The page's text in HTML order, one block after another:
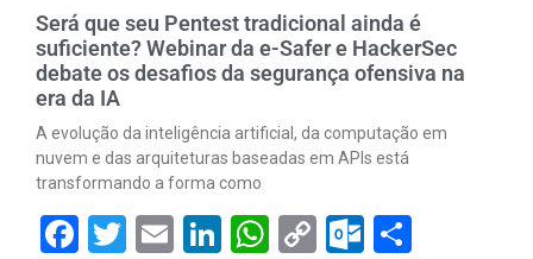
Será que seu Pentest tradicional ainda é
suficiente? Webinar da e-Safer e HackerSec
debate os desafios da segurança ofensiva na
era da IA
A evolução da inteligência artificial, da computação em
nuvem e das arquiteturas baseadas em APIs está
transformando a forma como
Facebook
Twitter
EmailLinkedIn
WhatsApp
Copy